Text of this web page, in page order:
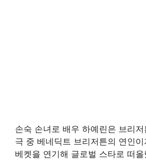
손숙 손녀로 배우 하예린은 브리
극 중 베네딕트 브리저튼의 연인
베켓을 연기해 글로벌 스타로 떠